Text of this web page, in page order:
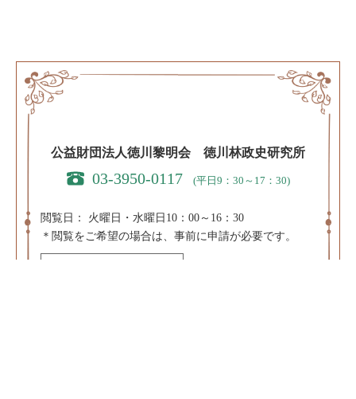
公益財団法人徳川黎明会 徳川林政史研究所
03-3950-0117 (平日9：30～17：30)
閲覧日：
火曜日・水曜日10：00～16：30
＊閲覧をご希望の場合は、事前に申請が必要です。